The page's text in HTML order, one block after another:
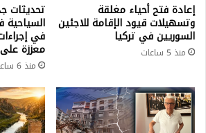
إعادة فتح أحياء مغلقة
وتسهيلات قيود الإقامة للاجئين
السوريين في تركيا
منذ 5 ساعات
تحديثات
السياحية
في
معززة
منذ 6 ساعات